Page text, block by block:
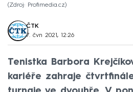
Zdroj: Profimedia.cz
ČTK
7. čvn 2021, 12:26
Tenistka Barbora
kariéře zahraje